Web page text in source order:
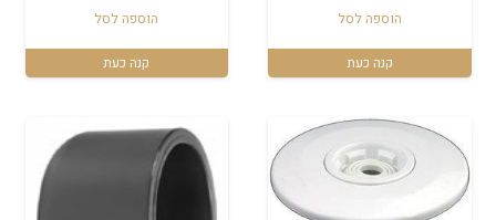
הוספה לסל
קנה כעת
הוספה לסל
קנה כעת